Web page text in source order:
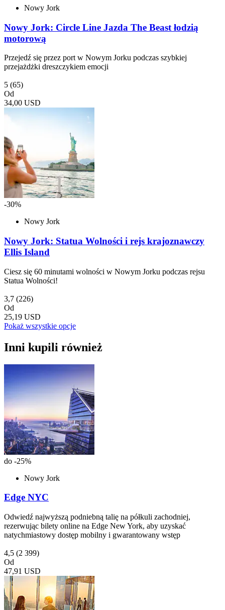
Nowy Jork
Nowy Jork: Circle Line Jazda The Beast łodzią
motorową
Przejedź się przez port w Nowym Jorku podczas szybkiej
przejażdżki dreszczykiem emocji
5 (65)
Od
34,00 USD
-30%
Nowy Jork
Nowy Jork: Statua Wolności i rejs krajoznawczy
Ellis Island
Ciesz się 60 minutami wolności w Nowym Jorku podczas rejsu
Statua Wolności!
3,7 (226)
Od
25,19 USD
Pokaż wszystkie opcje
Inni kupili również
do -25%
Nowy Jork
Edge NYC
Odwiedź najwyższą podniebną talię na półkuli zachodniej,
rezerwując bilety online na Edge New York, aby uzyskać
natychmiastowy dostęp mobilny i gwarantowany wstęp
4,5 (2 399)
Od
47,91 USD